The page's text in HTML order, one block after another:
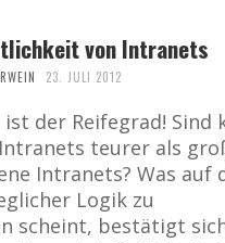
von Intranets
23. JULI 2012
der Reifegrad! Sind
teurer als
Intranets? Was auf
Logik zu
scheint, bestätigt